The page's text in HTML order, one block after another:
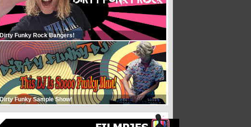
Dirty Funky Rock Bangers!
Dirty Funky Sample Show!